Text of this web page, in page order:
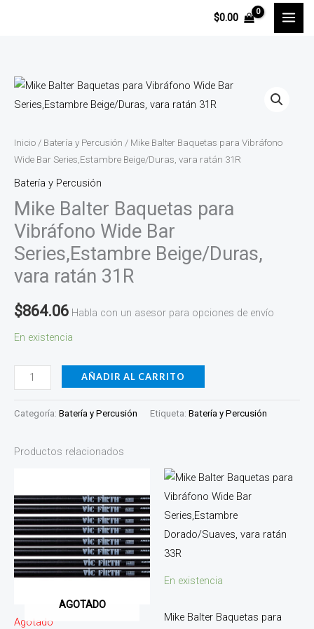
$0.00
Inicio / Batería y Percusión / Mike Balter Baquetas para Vibráfono
Wide Bar Series,Estambre Beige/Duras, vara ratán 31R
Batería y Percusión
Mike Balter Baquetas para
Vibráfono Wide Bar
Series,Estambre Beige/Duras,
vara ratán 31R
$864.06 Habla con un asesor para opciones de envío
En existencia
Mike
Balter
para
Vibráfono
Wide
Bar
Series,Estambre
Beige/Duras,
vara
ratán
cantidad
AÑADIR AL CARRITO
Categoría: Batería y Percusión Etiqueta: Batería y Percusión
Productos relacionados
AGOTADO
Agotado
En existencia
Mike Balter Baquetas para